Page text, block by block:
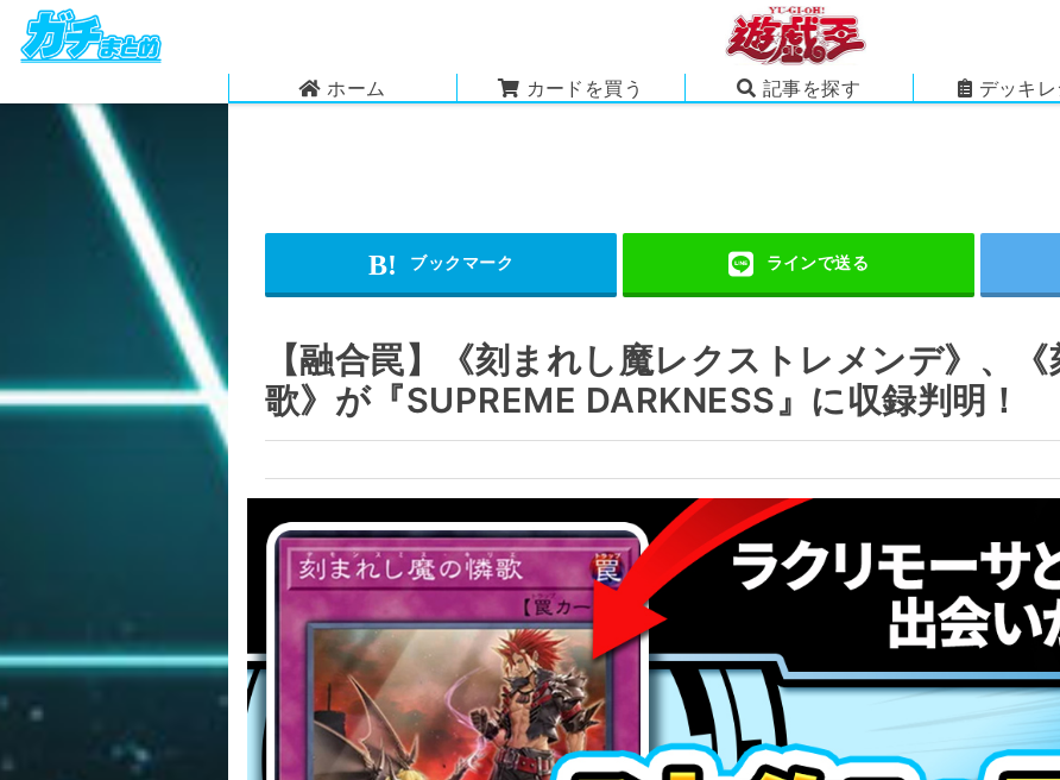
ホーム カードを買う 記事を探す デッキ
【融合罠】《刻まれし魔レクストレメンデ》、
歌》が『SUPREME DARKNESS』に収録判明！